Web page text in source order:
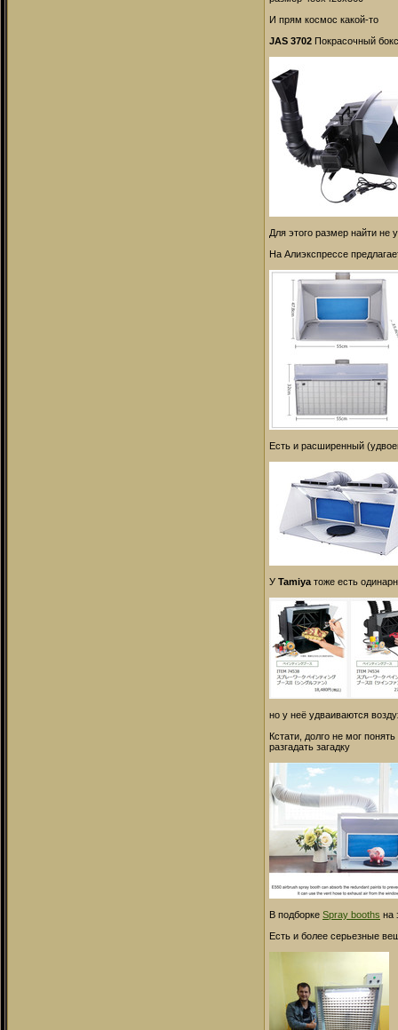
И прям космос какой-то
JAS 3702 Покрасочный бокс
Для этого размер найти не
На Алиэкспрессе
Есть и расширенный
У Tamiya тоже есть
но у неё удваиваются
Кстати, долго не мог
разгадать загадку
В подборке Spray booths на
Есть и более серьезные